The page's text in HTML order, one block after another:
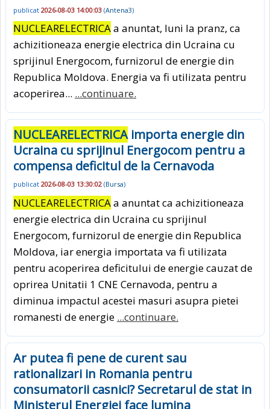
publicat 2026-08-03 14:00:03 (Antena3)
NUCLEARELECTRICAa anuntat, luni la pranz, ca
achizitioneaza energie electrica din Ucraina cu
sprijinul Energocom, furnizorul de energie din
Republica Moldova. Energia va fi utilizata pentru
acoperirea... ...continuare.
NUCLEARELECTRICAimporta energie din
Ucraina cu sprijinul Energocom pentru a
compensa deficitul de la Cernavoda
publicat 2026-08-03 13:30:02 (Bursa)
NUCLEARELECTRICAa anuntat ca achizitioneaza
energie electrica din Ucraina cu sprijinul
Energocom, furnizorul de energie din Republica
Moldova, iar energia importata va fi utilizata
pentru acoperirea deficitului de energie cauzat de
oprirea Unitatii 1 CNE Cernavoda, pentru a
diminua impactul acestei masuri asupra pietei
romanesti de energie ...continuare.
Ar putea fi pene de curent sau
rationalizari in Romania pentru
consumatorii casnici? Secretarul de stat in
Ministerul Energiei face lumina